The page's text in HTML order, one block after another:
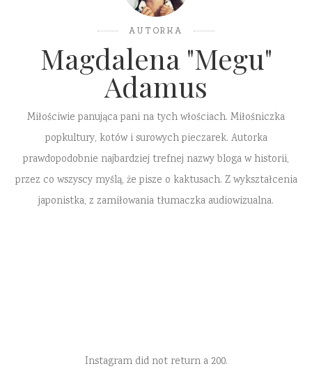
AUTORKA
Magdalena "Megu"
Adamus
Miłościwie panująca pani na tych włościach. Miłośniczka
popkultury, kotów i surowych pieczarek. Autorka
prawdopodobnie najbardziej trefnej nazwy bloga w historii,
przez co wszyscy myślą, że pisze o kaktusach. Z wykształcenia
japonistka, z zamiłowania tłumaczka audiowizualna.
Instagram did not return a 200.